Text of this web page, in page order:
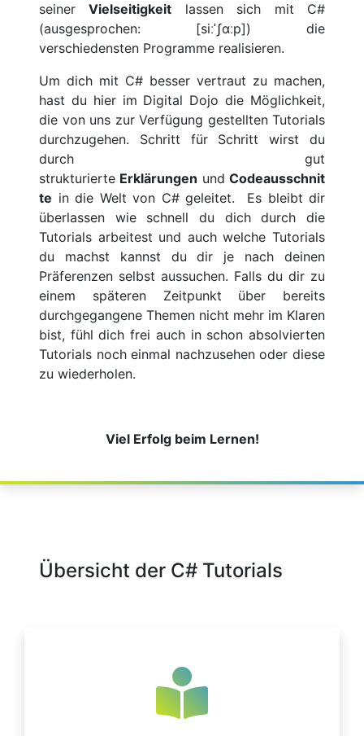
seinerVielseitigkeit lassen sich mit C#
(ausgesprochen: [siːˈʃɑːp]) die
verschiedensten Programme realisieren.
Um dich mit C# besser vertraut zu machen,
hast du hier im Digital Dojo die Möglichkeit,
die von uns zur Verfügung gestellten Tutorials
durchzugehen. Schritt für Schritt wirst du
durch gut
strukturierte Erklärungen undCodeausschnit
te in die Welt von C# geleitet. Es bleibt dir
überlassen wie schnell du dich durch die
Tutorials arbeitest und auch welche Tutorials
du machst kannst du dir je nach deinen
Präferenzen selbst aussuchen. Falls du dir zu
einem späteren Zeitpunkt über bereits
durchgegangene Themen nicht mehr im Klaren
bist, fühl dich frei auch in schon absolvierten
Tutorials noch einmal nachzusehen oder diese
zu wiederholen.
Viel Erfolg beim Lernen!
Übersicht der C# Tutorials